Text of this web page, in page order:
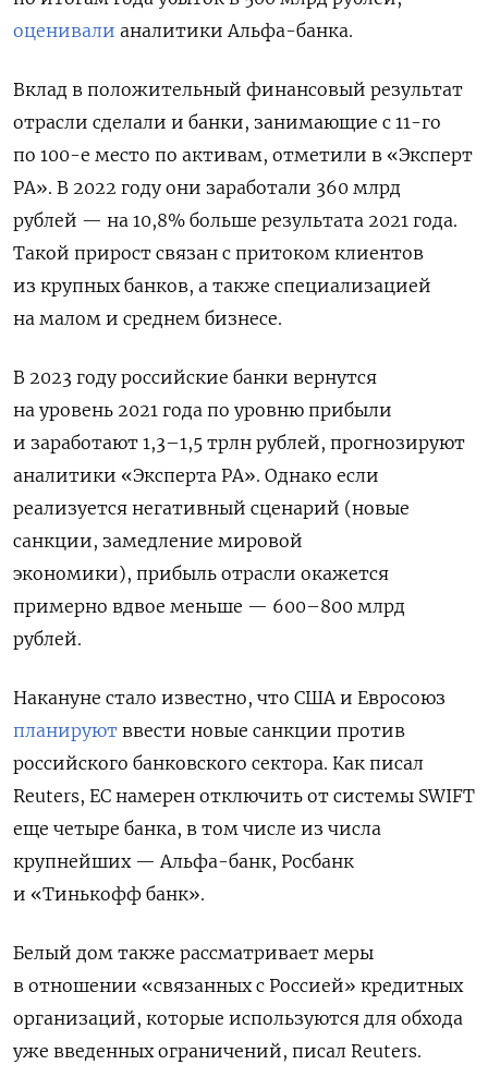
оценивали аналитики Альфа-банка.
Вклад в положительный финансовый результат
отрасли сделали и банки, занимающие с 11-го
по 100-е место по активам, отметили в «Эксперт
РА». В 2022 году они заработали 360 млрд
рублей — на 10,8% больше результата 2021 года.
Такой прирост связан с притоком клиентов
из крупных банков, а также специализацией
на малом и среднем бизнесе.
В 2023 году российские банки вернутся
на уровень 2021 года по уровню прибыли
и заработают 1,3–1,5 трлн рублей, прогнозируют
аналитики «Эксперта РА». Однако если
реализуется негативный сценарий (новые
санкции, замедление мировой
экономики), прибыль отрасли окажется
примерно вдвое меньше — 600–800 млрд
рублей.
Накануне стало известно, что США и Евросоюз
планируют ввести новые санкции против
российского банковского сектора. Как писал
Reuters, ЕС намерен отключить от системы SWIFT
еще четыре банка, в том числе из числа
крупнейших — Альфа-банк, Росбанк
и «Тинькофф банк».
Белый дом также рассматривает меры
в отношении «связанных с Россией» кредитных
организаций, которые используются для обхода
уже введенных ограничений, писал Reuters.